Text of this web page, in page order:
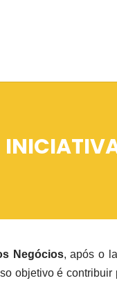
Negócios, após o
objetivo é